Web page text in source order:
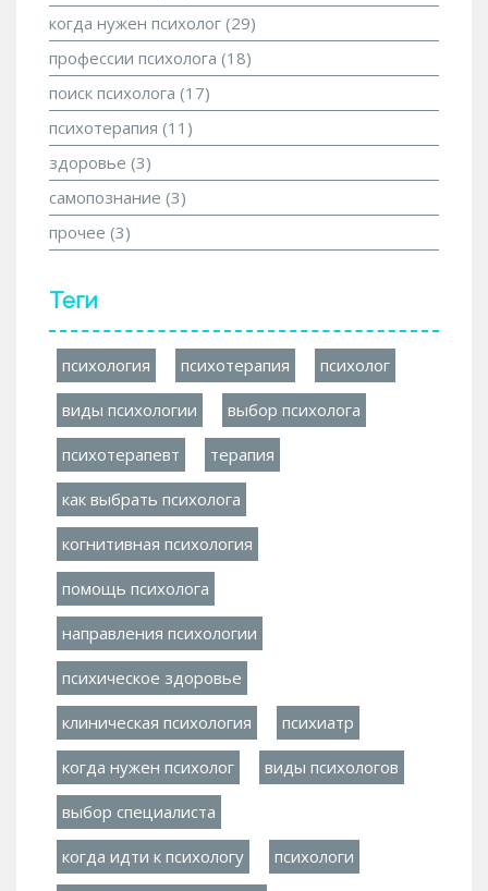
когда нужен психолог (29)
профессии психолога (18)
поиск психолога (17)
психотерапия (11)
здоровье (3)
самопознание (3)
прочее (3)
Теги
психология психотерапия психолог
виды психологии выбор психолога
психотерапевт терапия
как выбрать психолога
когнитивная психология
помощь психолога
направления психологии
психическое здоровье
клиническая психология психиатр
когда нужен психолог виды психологов
выбор специалиста
когда идти к психологу психологи